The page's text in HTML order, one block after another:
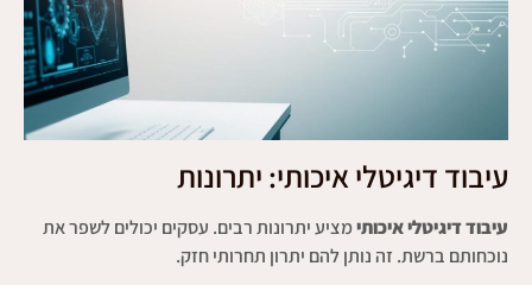
עיבוד דיגיטלי איכותי: יתרונות
עיבוד דיגיטלי איכותימציע יתרונות רבים. עסקים יכולים לשפר את
נוכחותם ברשת. זה נותן להם יתרון תחרותי חזק.